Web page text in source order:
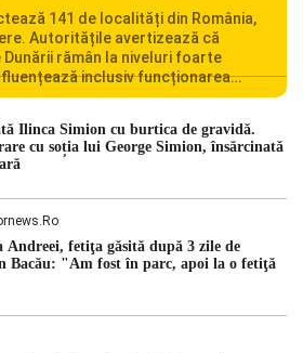
141 de localități din România,
Autoritățile avertizează că
rămân la niveluri foarte
inclusiv funcționarea
Cernavodă. România se confruntă
perioade din punct de vedere
Lipsa […]
Ilinca Simion cu burtica de gravidă.
cu soția lui George Simion, însărcinată
fetiţa găsită după 3 zile de
Bacău: "Am fost în parc, apoi la o fetiţă